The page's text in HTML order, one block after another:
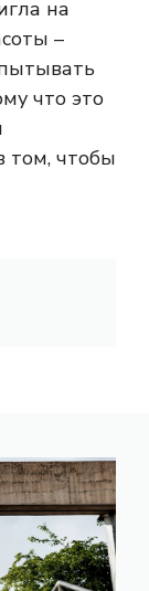
на
–
что это
том, чтобы